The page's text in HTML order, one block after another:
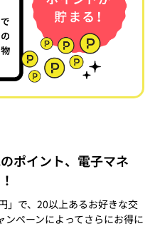
ポイント、電子マネ
」で、20以上あるお好きな交
ペーンによってさらにお得に